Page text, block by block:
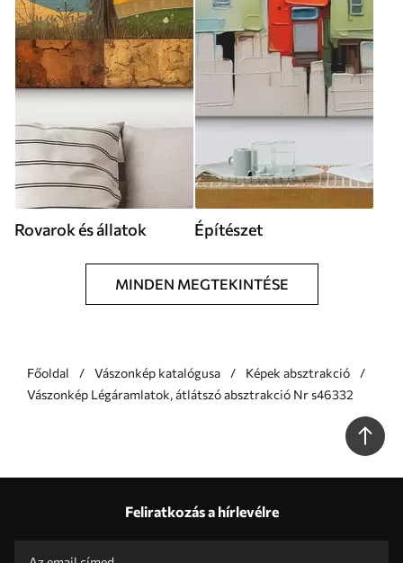
Rovarok és állatok Építészet
MINDEN MEGTEKINTÉSE
Főoldal Vászonkép katalógusa
Képek absztrakció
Vászonkép Légáramlatok, átlátszó absztrakció Nr s46332
Feliratkozás a hírlevélre